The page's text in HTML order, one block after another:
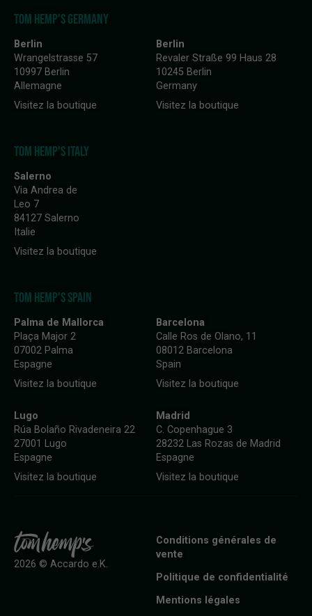
TOM HEMP'S GERMANY
Berlin
Wrangelstrasse 57
10997 Berlin
Allemagne
Visitez la boutique
Berlin
Revaler Straße 99 Haus 28
10245 Berlin
Germany
Visitez la boutique
TOM HEMP'S ITALY
Salerno
Via Andrea de
Leo 7
84127 Salerno
Italie
Visitez la boutique
TOM HEMP'S SPAIN
Palma de Mallorca
Plaça Major 2
07002 Palma
Espagne
Visitez la boutique
Barcelona
Calle Ros de Olano, 11
08012 Barcelona
Spain
Visitez la boutique
Lugo
Rúa Bolaño Rivadeneira 22
27001 Lugo
Espagne
Visitez la boutique
Madrid
C. Copenhague 3
28232 Las Rozas de Madrid
Espagne
Visitez la boutique
Conditions générales de
vente
Politique de confidentialité
Mentions légales
2026 © Accardo e.K.